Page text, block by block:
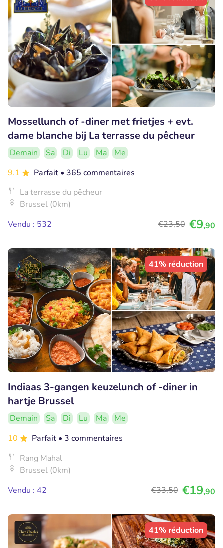
Mossellunch of -diner met frietjes + evt.
dame blanche bij La terrasse du pêcheur
Demain Sa Di Lu Ma
Me
9.1
Parfait • 365 commentaires
La terrasse du pêcheur
Brussel (0km)
Vendu : 532
€23,50 €9,90
41% réduction
Indiaas 3-gangen keuzelunch of -diner in
hartje Brussel
Demain Sa Di Lu Ma
Me
10
Parfait • 3 commentaires
Rang Mahal
Brussel (0km)
Vendu : 42
€33,50 €19,90
41% réduction